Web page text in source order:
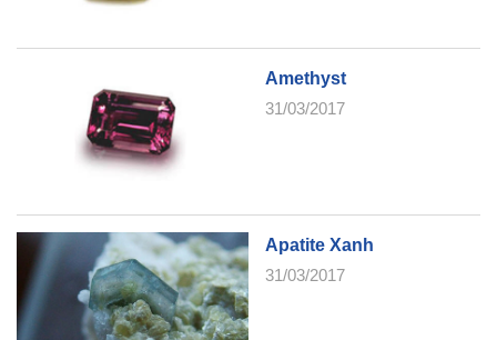
Amethyst
31/03/2017
Apatite Xanh
31/03/2017